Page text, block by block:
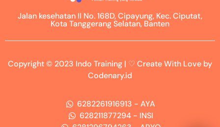
Jalan kesehatan II No. 168D, Cipayung, Kec. Ciputat,
Kota Tanggerang Selatan, Banten
Copyright © 2023 Indo Training | ♡ Create With Love by
Codenary.id
6282261916913 - AYA
628211877294 - INSI